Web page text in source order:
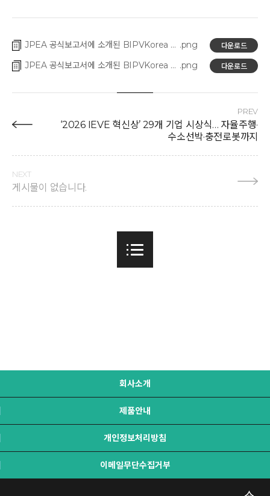
JPEA 공식보고서에 소개된 BIPVKorea 기술력 다운로드
JPEA 공식보고서에 소개된 BIPVKorea 기술력_jpn 다운로드
PREV
‘2026 IEVE 혁신상’ 29개 기업 시상식… 자율주행·
수소선박·충전로봇까지
NEXT
게시물이 없습니다.
회사소개
제품안내
개인정보처리방침
이메일무단수집거부